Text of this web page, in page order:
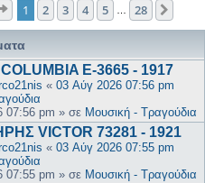
Σελίδα από28
1 2 3 4 5 28
E-3665 - 1917
« 03 Αύγ 2026 07:56 pm
07:56 pm » σε Μουσική - Τραγούδια
VICTOR 73281 - 1921
« 03 Αύγ 2026 07:55 pm
07:55 pm » σε Μουσική - Τραγούδια